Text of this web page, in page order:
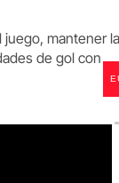
mantener la
de gol con